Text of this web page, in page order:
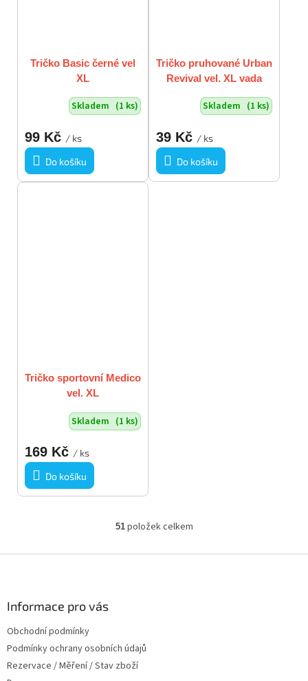
Tričko Basic černé vel
XL
Skladem (1 ks)
99 Kč / ks
Do košíku
Tričko pruhované Urban
Revival vel. XL vada
Skladem (1 ks)
39 Kč / ks
Do košíku
Tričko sportovní Medico
vel. XL
Skladem (1 ks)
169 Kč / ks
Do košíku
O
l
51položek celkem
Informace pro vás
Obchodní podmínky
Podmínky ochrany osobních údajů
Rezervace / Měření / Stav zboží